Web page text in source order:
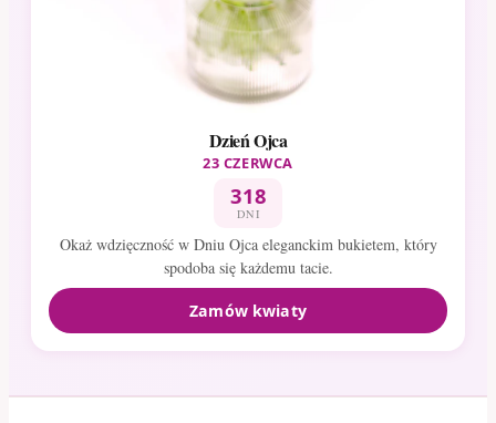
Dzień Ojca
23 CZERWCA
318
DNI
Okaż wdzięczność w Dniu Ojca eleganckim bukietem, który
spodoba się każdemu tacie.
Zamów kwiaty